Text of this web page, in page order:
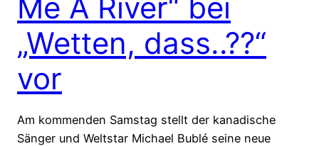
„Wetten, dass..??“
vor
Am kommenden Samstag stellt der kanadische
Sänger und Weltstar Michael Bublé seine neue